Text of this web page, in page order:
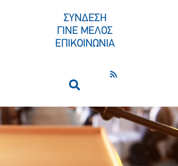
ΣΥΝΔΕΣΗ
ΓΙΝΕ ΜΕΛΟΣ
ΕΠΙΚΟΙΝΩΝΙΑ